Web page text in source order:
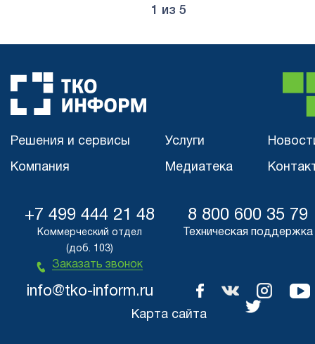
1 из 5
Решения и сервисы
Компания
Услуги
Медиатека
Карта сайта
+7 499 444 21 48
Коммерческий отдел
(доб. 103)
Заказать звонок
8 800 600 35 79
Техническая поддержка
info@tko-inform.ru